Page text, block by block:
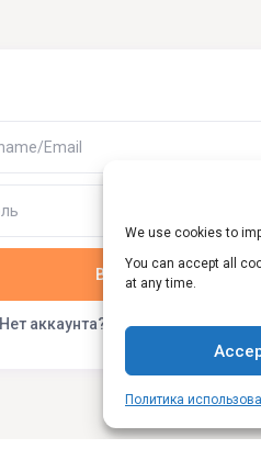
We use cookies to
You can accept all
at any time.
Политика
Войти
Нет аккаунта? Забыли пароль?